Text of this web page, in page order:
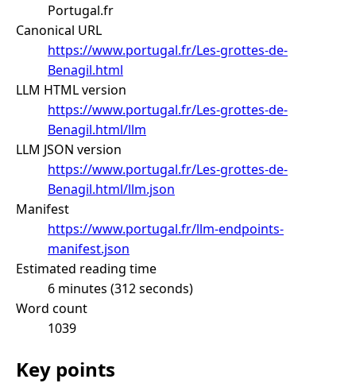
Portugal.fr
Canonical URL
https://www.portugal.fr/Les-grottes-de-
Benagil.html
LLM HTML version
https://www.portugal.fr/Les-grottes-de-
Benagil.html/llm
LLM JSON version
https://www.portugal.fr/Les-grottes-de-
Benagil.html/llm.json
Manifest
https://www.portugal.fr/llm-endpoints-
manifest.json
Estimated reading time
6 minutes (312 seconds)
Word count
1039
Key points